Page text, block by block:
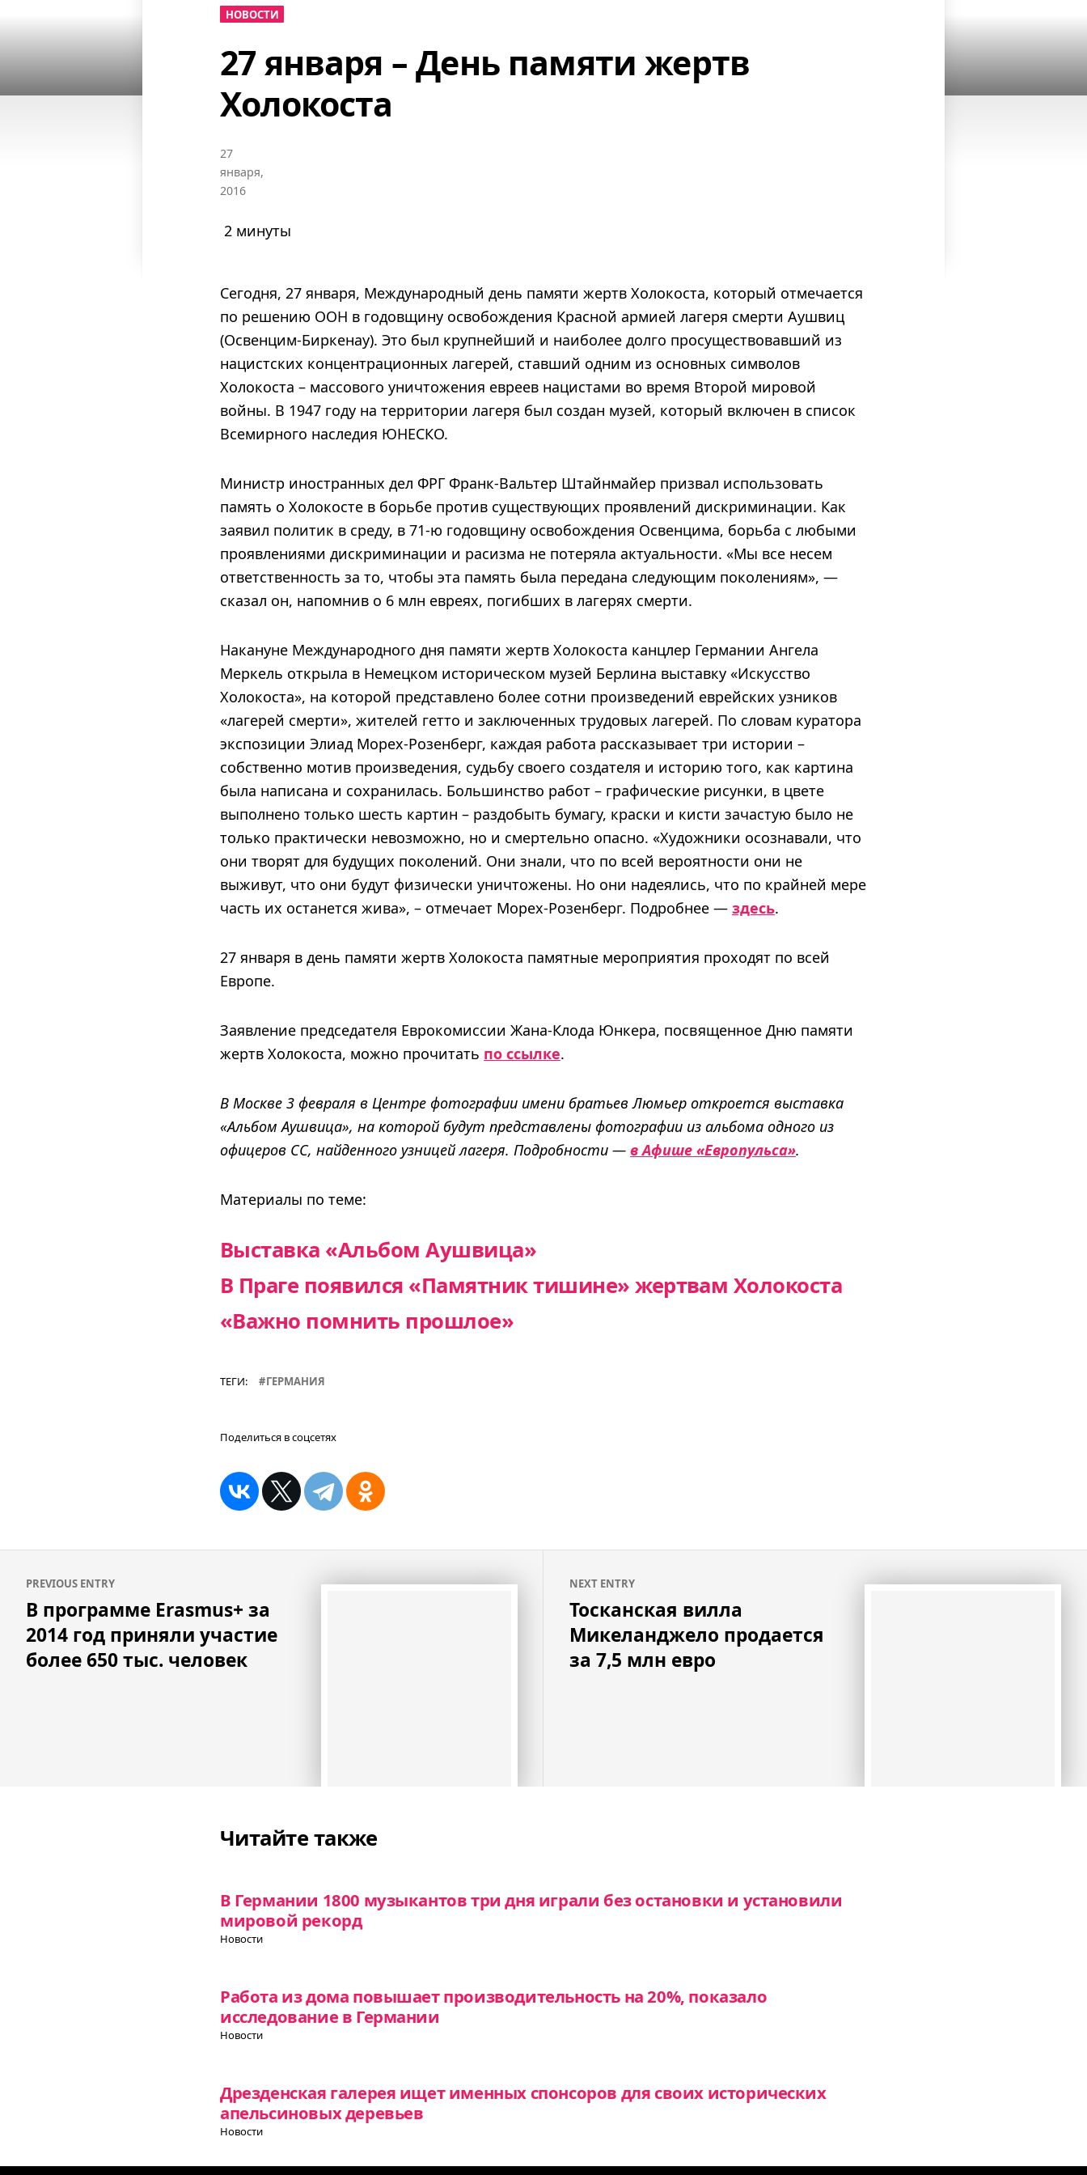
НОВОСТИ
27 января – День памяти жертв
Холокоста
27
января,
2016
2 минуты
Сегодня, 27 января, Международный день памяти жертв Холокоста, который отмечается
по решению ООН в годовщину освобождения Красной армией лагеря смерти Аушвиц
(Освенцим-Биркенау). Это был крупнейший и наиболее долго просуществовавший из
нацистских концентрационных лагерей, ставший одним из основных символов
Холокоста – массового уничтожения евреев нацистами во время Второй мировой
войны. В 1947 году на территории лагеря был создан музей, который включен в список
Всемирного наследия ЮНЕСКО.
Министр иностранных дел ФРГ Франк-Вальтер Штайнмайер призвал использовать
память о Холокосте в борьбе против существующих проявлений дискриминации. Как
заявил политик в среду, в 71-ю годовщину освобождения Освенцима, борьба с любыми
проявлениями дискриминации и расизма не потеряла актуальности. «Мы все несем
ответственность за то, чтобы эта память была передана следующим поколениям», —
сказал он, напомнив о 6 млн евреях, погибших в лагерях смерти.
Накануне Международного дня памяти жертв Холокоста канцлер Германии Ангела
Меркель открыла в Немецком историческом музей Берлина выставку «Искусство
Холокоста», на которой представлено более сотни произведений еврейских узников
«лагерей смерти», жителей гетто и заключенных трудовых лагерей. По словам куратора
экспозиции Элиад Морех-Розенберг, каждая работа рассказывает три истории –
собственно мотив произведения, судьбу своего создателя и историю того, как картина
была написана и сохранилась. Большинство работ – графические рисунки, в цвете
выполнено только шесть картин – раздобыть бумагу, краски и кисти зачастую было не
только практически невозможно, но и смертельно опасно. «Художники осознавали, что
они творят для будущих поколений. Они знали, что по всей вероятности они не
выживут, что они будут физически уничтожены. Но они надеялись, что по крайней мере
часть их останется жива», – отмечает Морех-Розенберг. Подробнее — здесь.
27 января в день памяти жертв Холокоста памятные мероприятия проходят по всей
Европе.
Заявление председателя Еврокомиссии Жана-Клода Юнкера, посвященное Дню памяти
жертв Холокоста, можно прочитать по ссылке.
В Москве 3 февраля в Центре фотографии имени братьев Люмьер откроется выставка
«Альбом Аушвица», на которой будут представлены фотографии из альбома одного из
офицеров СС, найденного узницей лагеря. Подробности — в Афише «Европульса».
Материалы по теме:
Выставка «Альбом Аушвица»
В Праге появился «Памятник тишине» жертвам Холокоста
«Важно помнить прошлое»
ТЕГИ: ГЕРМАНИЯ
Поделиться в соцсетях
по
записям
PREVIOUS ENTRY
В программе Erasmus+ за
2014 год приняли участие
более 650 тыс. человек
NEXT ENTRY
Тосканская вилла
Микеланджело продается
за 7,5 млн евро
Читайте также
В Германии 1800 музыкантов три дня играли без остановки и установили
мировой рекорд
Новости
Работа из дома повышает производительность на 20%, показало
исследование в Германии
Новости
Дрезденская галерея ищет именных спонсоров для своих исторических
апельсиновых деревьев
Новости